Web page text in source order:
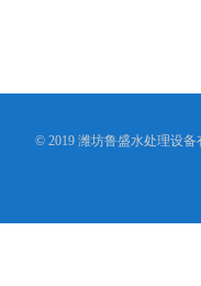
© 2019 潍坊鲁盛水处理设备